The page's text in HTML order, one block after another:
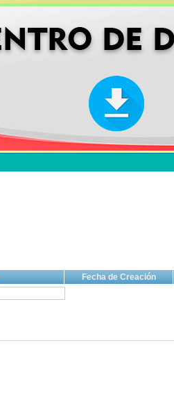
Fecha de Creación